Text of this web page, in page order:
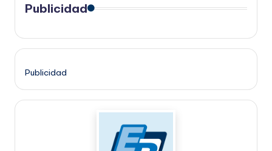
Publicidad
Publicidad